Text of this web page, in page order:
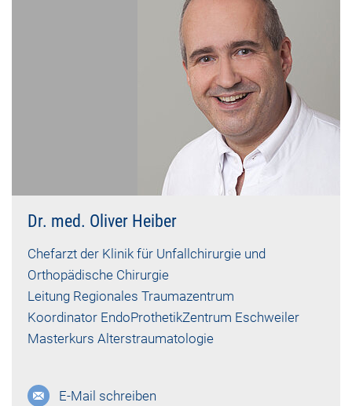
Dr. med. Oliver Heiber
Chefarzt der Klinik für Unfallchirurgie und
Orthopädische Chirurgie
Leitung Regionales Traumazentrum
Koordinator EndoProthetikZentrum Eschweiler
Masterkurs Alterstraumatologie
E-Mail schreiben